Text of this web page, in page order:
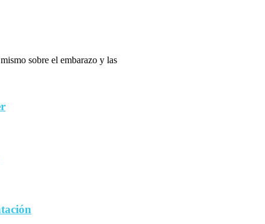
sobre el embarazo y las